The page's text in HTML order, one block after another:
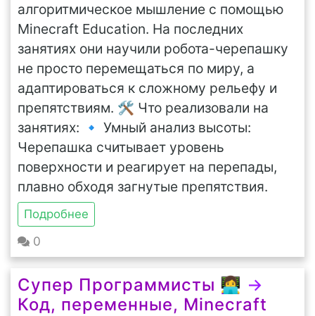
алгоритмическое мышление с помощью
Minecraft Education. На последних
занятиях они научили робота-черепашку
не просто перемещаться по миру, а
адаптироваться к сложному рельефу и
препятствиям. 🛠 Что реализовали на
занятиях: 🔹 Умный анализ высоты:
Черепашка считывает уровень
поверхности и реагирует на перепады,
плавно обходя загнутые препятствия.
Подробнее
0
Супер Программисты 👩‍💻 →
Код, переменные, Minecraft